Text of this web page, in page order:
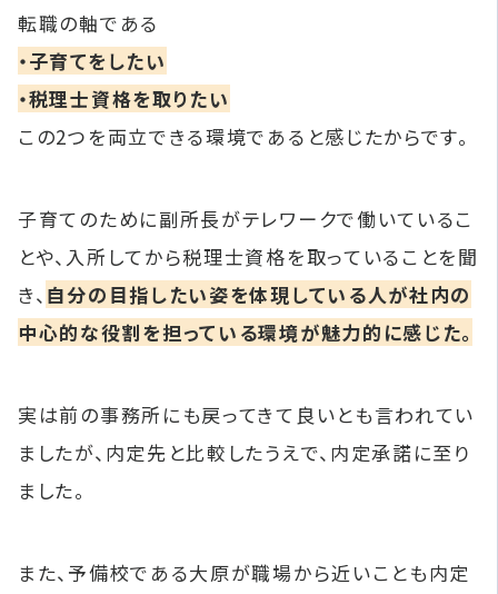
転職の軸である
・子育てをしたい
・税理士資格を取りたい
この2つを両立できる環境であると感じたからです。
子育てのために副所長がテレワークで働いているこ
とや、入所してから税理士資格を取っていることを聞
き、 自分の目指したい姿を体現している人が社内の
中心的な役割を担っている環境が魅力的に感じた。
実は前の事務所にも戻ってきて良いとも言われてい
ましたが、内定先と比較したうえで、内定承諾に至り
ました。
また、予備校である大原が職場から近いことも内定